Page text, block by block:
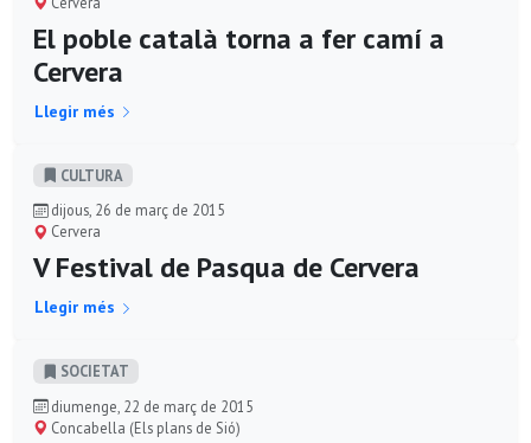
El poble català torna a fer camí a
Cervera
Llegir més
CULTURA
dijous, 26 de març de 2015
Cervera
V Festival de Pasqua de Cervera
Llegir més
SOCIETAT
diumenge, 22 de març de 2015
Concabella (Els plans de Sió)